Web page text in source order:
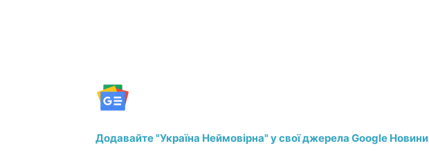
Додавайте "Україна Неймовірна" у свої джерела Google Новини